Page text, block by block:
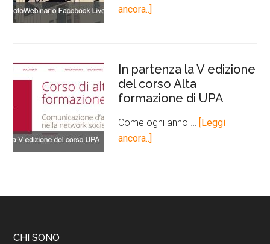
ancora..]
In partenza la V edizione
del corso Alta
formazione di UPA
Come ogni anno … [Leggi
ancora..]
CHI SONO